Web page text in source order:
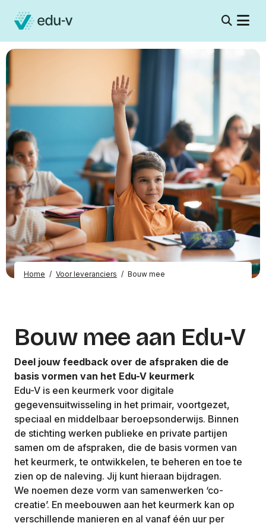
Home / Voor leveranciers / Bouw mee
Bouw mee aan Edu-V
Deel jouw feedback over de afspraken die de
basis vormen van het Edu-V keurmerk
Edu-V is een keurmerk voor digitale
gegevensuitwisseling in het primair, voortgezet,
speciaal en middelbaar beroepsonderwijs. Binnen
de stichting werken publieke en private partijen
samen om de afspraken, die de basis vormen van
het keurmerk, te ontwikkelen, te beheren en toe te
zien op de naleving. Jij kunt hieraan bijdragen.
We noemen deze vorm van samenwerken ‘co-
creatie’. En meebouwen aan het keurmerk kan op
verschillende manieren en al vanaf één uur per